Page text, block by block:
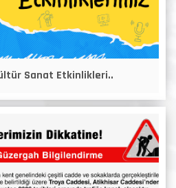
Sanat Etkinlikleri..